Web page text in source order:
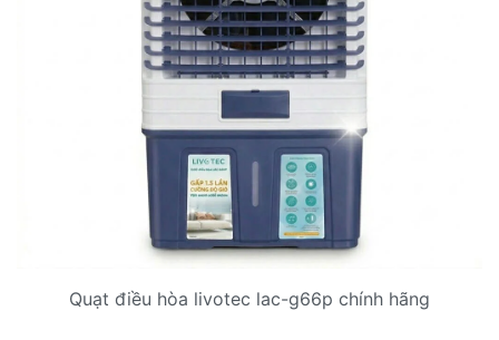
Quạt điều hòa livotec lac-g66p chính hãng